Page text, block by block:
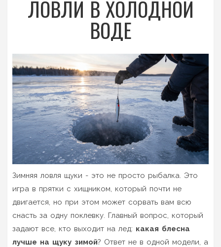
ЛОВЛИ В ХОЛОДНОЙ
ВОДЕ
Зимняя ловля щуки - это не просто рыбалка. Это
игра в прятки с хищником, который почти не
двигается, но при этом может сорвать вам всю
снасть за одну поклевку. Главный вопрос, который
задают все, кто выходит на лед: какая блесна
лучше на щуку зимой? Ответ не в одной модели, а